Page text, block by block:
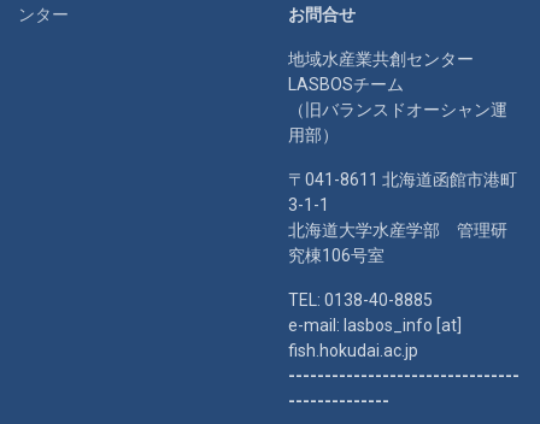
ンター
お問合せ
地域水産業共創センター
LASBOSチーム
（旧バランスドオーシャン運
用部）
〒041-8611 北海道函館市港町
3-1-1
北海道大学水産学部 管理研
究棟106号室
TEL: 0138-40-8885
e-mail: lasbos_info [at]
fish.hokudai.ac.jp
--------------------------------
--------------